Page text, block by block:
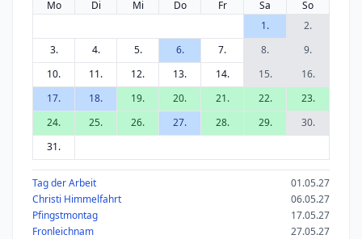
Mo Di Mi Do Fr Sa
So
1.
2.
3.
4. 5. 6. 7. 8.
9.
10.
11. 12. 13. 14. 15.
16.
17.
18. 19. 20. 21. 22.
23.
24.
25. 26. 27. 28. 29.
30.
31.
Tag der Arbeit
01.05.27
Christi Himmelfahrt
06.05.27
Pfingstmontag
17.05.27
Fronleichnam
27.05.27